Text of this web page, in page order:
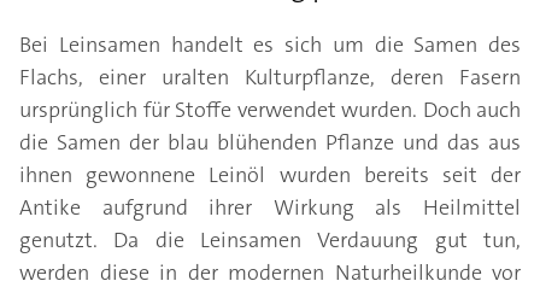
Bei Leinsamen handelt es sich um die Samen des
Flachs, einer uralten Kulturpflanze, deren Fasern
ursprünglich für Stoffe verwendet wurden. Doch auch
die Samen der blau blühenden Pflanze und das aus
ihnen gewonnene Leinöl wurden bereits seit der
Antike aufgrund ihrer Wirkung als Heilmittel
genutzt. Da die Leinsamen Verdauung gut tun,
werden diese in der modernen Naturheilkunde vor